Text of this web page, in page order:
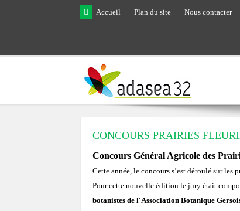
Accueil Plan du site Nous contacter
CONCOURS PRAIRIES
Concours Général Agricole des
Cette année, le concours s’est déroulé sur
Pour cette nouvelle édition le jury était
botanistes de l'Association Botanique